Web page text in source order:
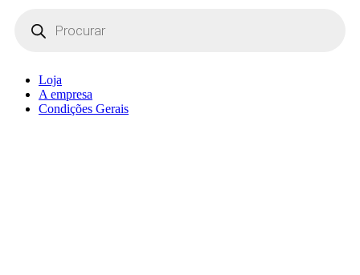
search
Loja
A empresa
Condições Gerais